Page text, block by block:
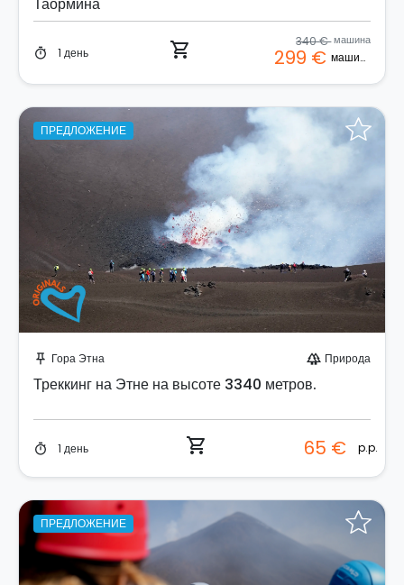
timer 1 день shopping_cart 340 €машина
299 € машина
ПРЕДЛОЖЕНИЕ
push_pin Гора Этна forest Природа
Треккинг на Этне на высоте 3340 метров.
timer 1 день shopping_cart 65 € p.p.
ПРЕДЛОЖЕНИЕ